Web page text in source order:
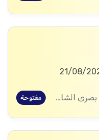
السويداء, بصرى الشام، درعا, سعسع، ريف دمشق, المسيفرة، درعا, قدسيا، ريف دمشق, قطنا، ريف دمشق, مضايا، ريف دمشق, المزرعة، السويداء, الجيزة، درعا, الديماس، ريف دمشق, سرغايا، ريف دمشق, بيت جن، ريف دمشق, عين الفيجة، ريف دمشق, خربة غزالة، درعا, عش الشجرة، درعا, داعل، درعا, المزيريب، درعا, كوم الباشا، القنيطرة, جباتا الخشب، القنيطرة, ممتنة، القنيطرة, نبع الصخر، القنيطرة, خان أرنبة، القنيطرة, مشناف، السويداء مفتوحة